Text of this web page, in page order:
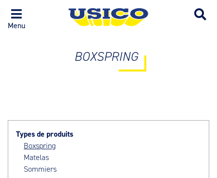
Menu
BOXSPRING
Types de produits
Boxspring
Matelas
Sommiers